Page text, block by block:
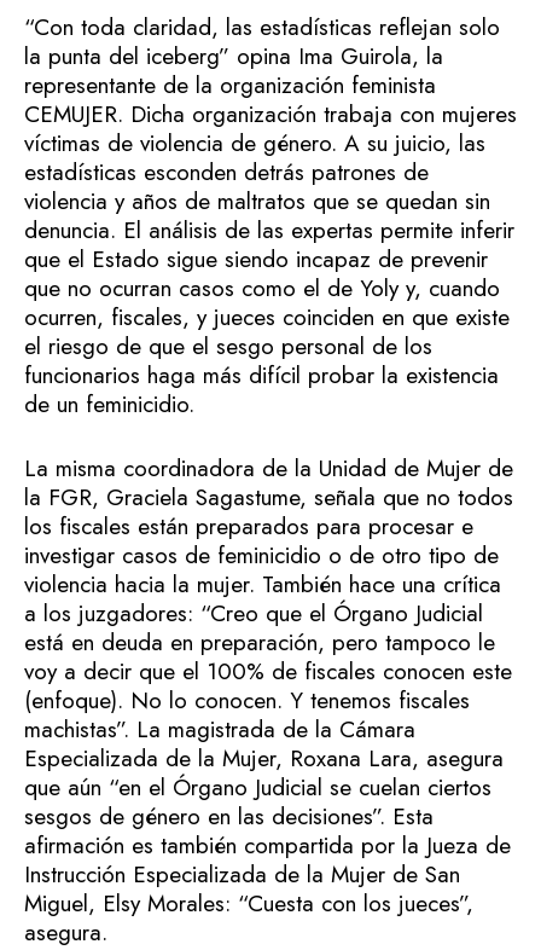
“Con toda claridad, las estadísticas reflejan solo
la punta del iceberg” opina Ima Guirola, la
representante de la organización feminista
CEMUJER. Dicha organización trabaja con mujeres
víctimas de violencia de género. A su juicio, las
estadísticas esconden detrás patrones de
violencia y años de maltratos que se quedan sin
denuncia. El análisis de las expertas permite inferir
que el Estado sigue siendo incapaz de prevenir
que no ocurran casos como el de Yoly y, cuando
ocurren, fiscales, y jueces coinciden en que existe
el riesgo de que el sesgo personal de los
funcionarios haga más difícil probar la existencia
de un feminicidio.
La misma coordinadora de la Unidad de Mujer de
la FGR, Graciela Sagastume, señala que no todos
los fiscales están preparados para procesar e
investigar casos de feminicidio o de otro tipo de
violencia hacia la mujer. También hace una crítica
a los juzgadores: “Creo que el Órgano Judicial
está en deuda en preparación, pero tampoco le
voy a decir que el 100% de fiscales conocen este
(enfoque). No lo conocen. Y tenemos fiscales
machistas”. La magistrada de la Cámara
Especializada de la Mujer, Roxana Lara, asegura
que aún “en el Órgano Judicial se cuelan ciertos
sesgos de género en las decisiones”. Esta
afirmación es también compartida por la Jueza de
Instrucción Especializada de la Mujer de San
Miguel, Elsy Morales: “Cuesta con los jueces”,
asegura.